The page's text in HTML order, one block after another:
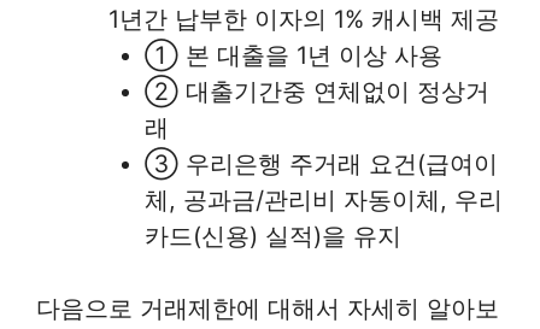
1년간 납부한 이자의 1% 캐시백 제공
① 본 대출을 1년 이상 사용
② 대출기간중 연체없이 정상거
래
③ 우리은행 주거래 요건(급여이
체, 공과금/관리비 자동이체, 우리
카드(신용) 실적)을 유지
다음으로 거래제한에 대해서 자세히 알아보